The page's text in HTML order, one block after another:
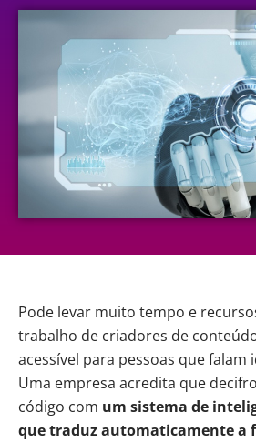
Pode levar muito tempo e
trabalho de criadores de
acessível para pessoas que falam
Uma empresa acredita que
código com um sistema de
que traduz automaticamente a